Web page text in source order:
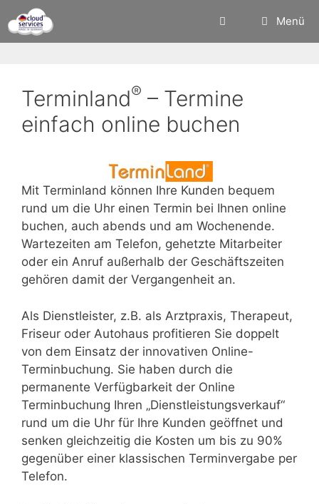
Inhalt
springen
Menü
Terminland® – Termine
einfach online buchen
Mit Terminland können Ihre Kunden bequem
rund um die Uhr einen Termin bei Ihnen online
buchen, auch abends und am Wochenende.
Wartezeiten am Telefon, gehetzte Mitarbeiter
oder ein Anruf außerhalb der Geschäftszeiten
gehören damit der Vergangenheit an.
Als Dienstleister, z.B. als Arztpraxis, Therapeut,
Friseur oder Autohaus profitieren Sie doppelt
von dem Einsatz der innovativen Online-
Terminbuchung. Sie haben durch die
permanente Verfügbarkeit der Online
Terminbuchung Ihren „Dienstleistungsverkauf“
rund um die Uhr für Ihre Kunden geöffnet und
senken gleichzeitig die Kosten um bis zu 90%
gegenüber einer klassischen Terminvergabe per
Telefon.